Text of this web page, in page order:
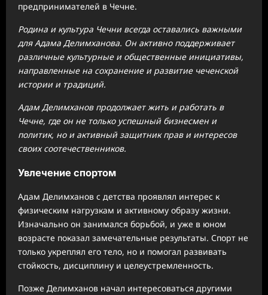
предпринимателей в Чечне.
Родина и культура Чечни всегда оставались важными
для Адама Делимханова. Он активно поддерживает
различные культурные и общественные инициативы,
направленные на сохранение и развитие чеченской
истории и традиций.
Адам Делимханов продолжает жить и работать в
Чечне, где он не только успешный бизнесмен и
политик, но и активный защитник прав и интересов
своих соотечественников.
Увлечение спортом
Адам Делимханов с детства проявлял интерес к
физическим нагрузкам и активному образу жизни.
Изначально он занимался борьбой, и уже в юном
возрасте показал замечательные результаты. Спорт не
только укреплял его тело, но и помогал развивать
стойкость, дисциплину и целеустремленность.
Позже Делимханов начал интересоваться другими